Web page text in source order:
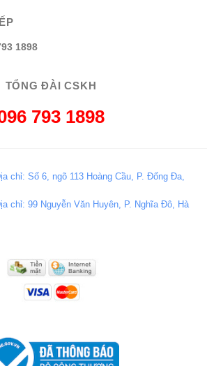
1898
TỔNG ĐÀI CSKH
793 1898
chỉ: Số 6, ngõ 113 Hoàng Cầu, P. Đống Đa,
chỉ: 99 Nguyễn Văn Huyên, P. Nghĩa Đô, Hà